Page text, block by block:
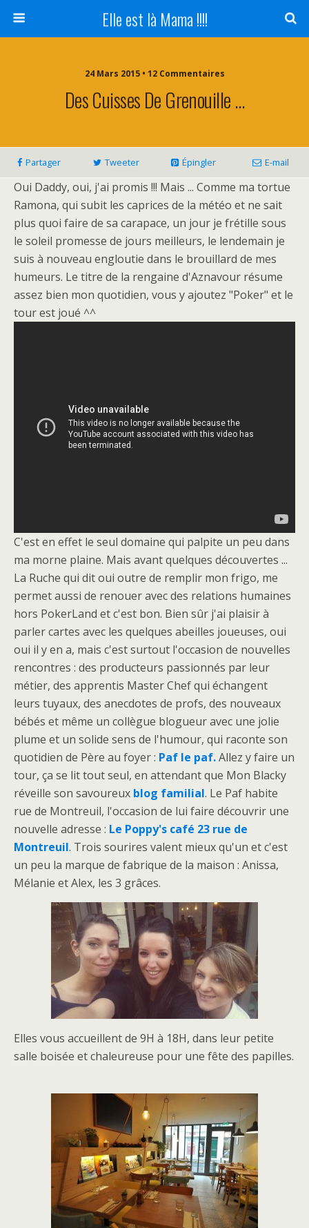
Elle est là Mama !!!!
24 Mars 2015 • 12 Commentaires
Des Cuisses De Grenouille …
Partager Tweeter Épingler E-mail
Oui Daddy, oui, j'ai promis !!! Mais ... Comme ma tortue
Ramona, qui subit les caprices de la météo et ne sait
plus quoi faire de sa carapace, un jour je frétille sous
le soleil promesse de jours meilleurs, le lendemain je
suis à nouveau engloutie dans le brouillard de mes
humeurs. Le titre de la rengaine d'Aznavour résume
assez bien mon quotidien, vous y ajoutez "Poker" et le
tour est joué ^^
C'est en effet le seul domaine qui palpite un peu dans
ma morne plaine. Mais avant quelques découvertes ...
La Ruche qui dit oui outre de remplir mon frigo, me
permet aussi de renouer avec des relations humaines
hors PokerLand et c'est bon. Bien sûr j'ai plaisir à
parler cartes avec les quelques abeilles joueuses, oui
oui il y en a, mais c'est surtout l'occasion de nouvelles
rencontres : des producteurs passionnés par leur
métier, des apprentis Master Chef qui échangent
leurs tuyaux, des anecdotes de profs, des nouveaux
bébés et même un collègue blogueur avec une jolie
plume et un solide sens de l'humour, qui raconte son
quotidien de Père au foyer : Paf le paf.Allez y faire un
tour, ça se lit tout seul, en attendant que Mon Blacky
réveille son savoureux blog familial. Le Paf habite
rue de Montreuil, l'occasion de lui faire découvrir une
nouvelle adresse : Le Poppy's café 23 rue de
Montreuil. Trois sourires valent mieux qu'un et c'est
un peu la marque de fabrique de la maison : Anissa,
Mélanie et Alex, les 3 grâces.
Elles vous accueillent de 9H à 18H, dans leur petite
salle boisée et chaleureuse pour une fête des papilles.